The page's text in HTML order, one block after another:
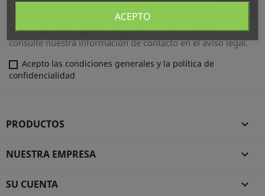
Puede darse de baja en cualquier momento. Para ello,
consulte nuestra información de contacto en el aviso legal.
Acepto las condiciones generales y la política de
confidencialidad
PRODUCTOS 
NUESTRA EMPRESA 
SU CUENTA 
ACEPTO